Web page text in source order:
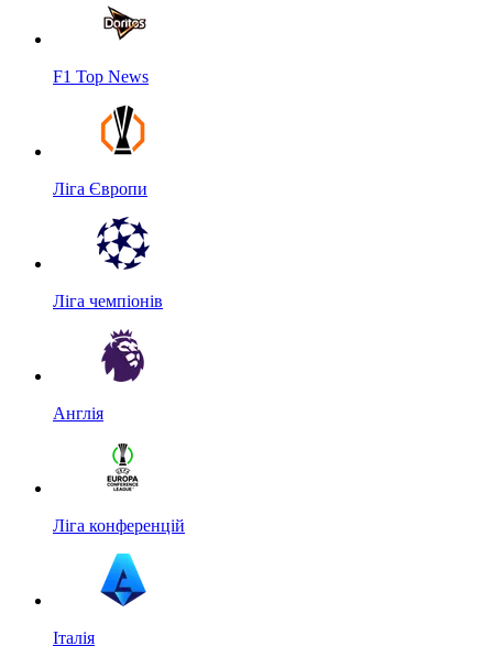
F1 Top News
Ліга Європи
Ліга чемпіонів
Англія
Ліга конференцій
Італія